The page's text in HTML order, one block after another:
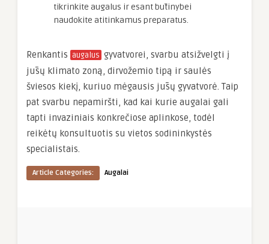
tikrinkite augalus ir esant būtinybei
naudokite atitinkamus preparatus.
Renkantis augalus gyvatvorei, svarbu atsižvelgti į
jūsų klimato zoną, dirvožemio tipą ir saulės
šviesos kiekį, kuriuo mėgausis jūsų gyvatvorė. Taip
pat svarbu nepamiršti, kad kai kurie augalai gali
tapti invaziniais konkrečiose aplinkose, todėl
reikėtų konsultuotis su vietos sodininkystės
specialistais.
Article Categories: Augalai